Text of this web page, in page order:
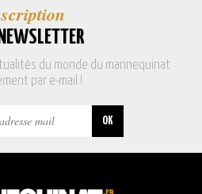
du monde du mannequinat
par e-mail !